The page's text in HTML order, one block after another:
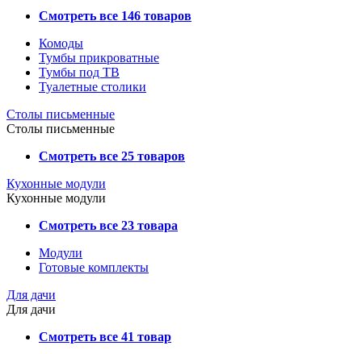
Смотреть все 146 товаров
Комоды
Тумбы прикроватные
Тумбы под ТВ
Туалетные столики
Столы письменные
Столы письменные
Смотреть все 25 товаров
Кухонные модули
Кухонные модули
Смотреть все 23 товара
Модули
Готовые комплекты
Для дачи
Для дачи
Смотреть все 41 товар